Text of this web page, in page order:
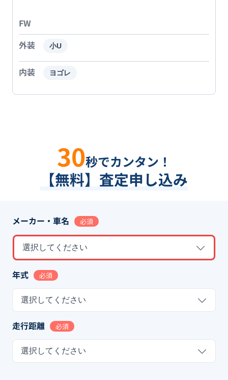
FW
外装
小U
内装 ヨゴレ
30秒でカンタン！
【無料】査定申し込み
メーカー・車名 必須
選択してください
年式 必須
選択してください
走行距離 必須
選択してください